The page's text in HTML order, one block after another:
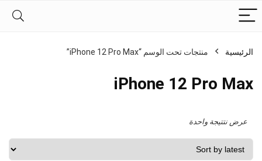
الرئيسية منتجات تحت الوسم “iPhone 12 Pro Max”
iPhone 12 Pro Max
عرض نتتيجة واحدة